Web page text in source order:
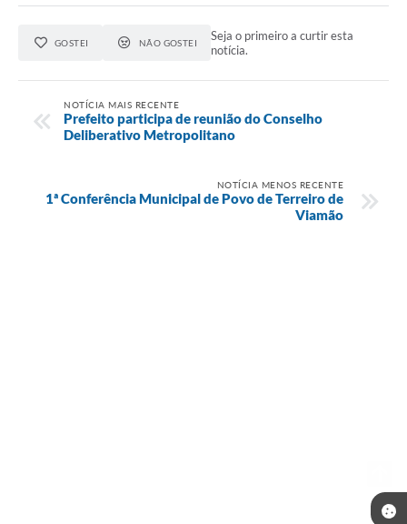
GOSTEI NÃO GOSTEI
Seja o primeiro a curtir esta
notícia.
NOTÍCIA MAIS RECENTE
Prefeito participa de reunião do Conselho
Deliberativo Metropolitano
NOTÍCIA MENOS RECENTE
1ª Conferência Municipal de Povo de Terreiro de
Viamão